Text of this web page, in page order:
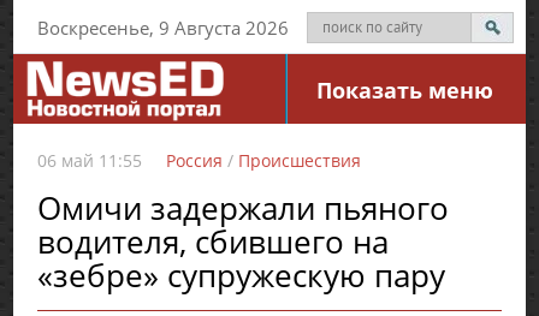
Воскресенье, 9 Августа 2026
Показать меню
06 май 11:55 Россия / Происшествия
Омичи задержали пьяного
водителя, сбившего на
«зебре» супружескую пару